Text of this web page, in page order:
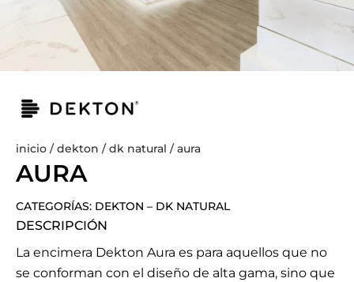
inicio /dekton /dk natural / aura
AURA
CATEGORÍAS: DEKTON – DK NATURAL
DESCRIPCIÓN
La encimera Dekton Aura es para aquellos que no
se conforman con el diseño de alta gama, sino que